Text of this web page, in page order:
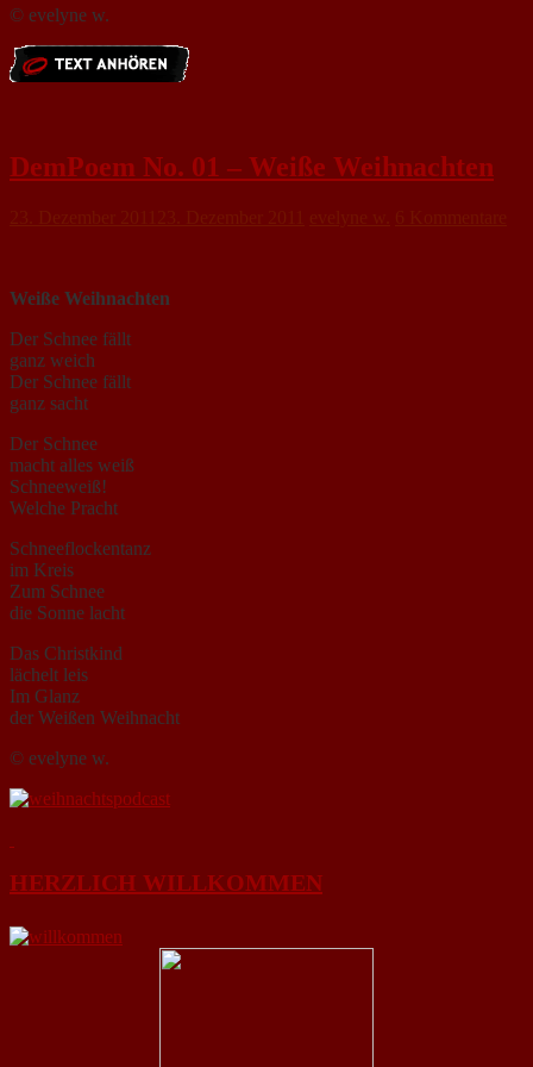
© evelyne w.
DemPoem No. 01 – Weiße Weihnachten
Weiße Weihnachten
Der Schnee fällt
ganz weich
Der Schnee fällt
ganz sacht
Der Schnee
macht alles weiß
Schneeweiß!
Welche Pracht
Schneeflockentanz
im Kreis
Zum Schnee
die Sonne lacht
Das Christkind
lächelt leis
Im Glanz
der Weißen Weihnacht
© evelyne w.
HERZLICH WILLKOMMEN